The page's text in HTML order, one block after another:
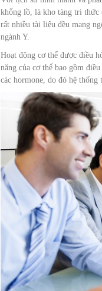
khổng lồ, là kho tàng tri thức
rất nhiều tài liệu đều mang
ngành Y.
Hoạt động cơ thể được điều
năng của cơ thể bao gồm
các hormone, do đó hệ